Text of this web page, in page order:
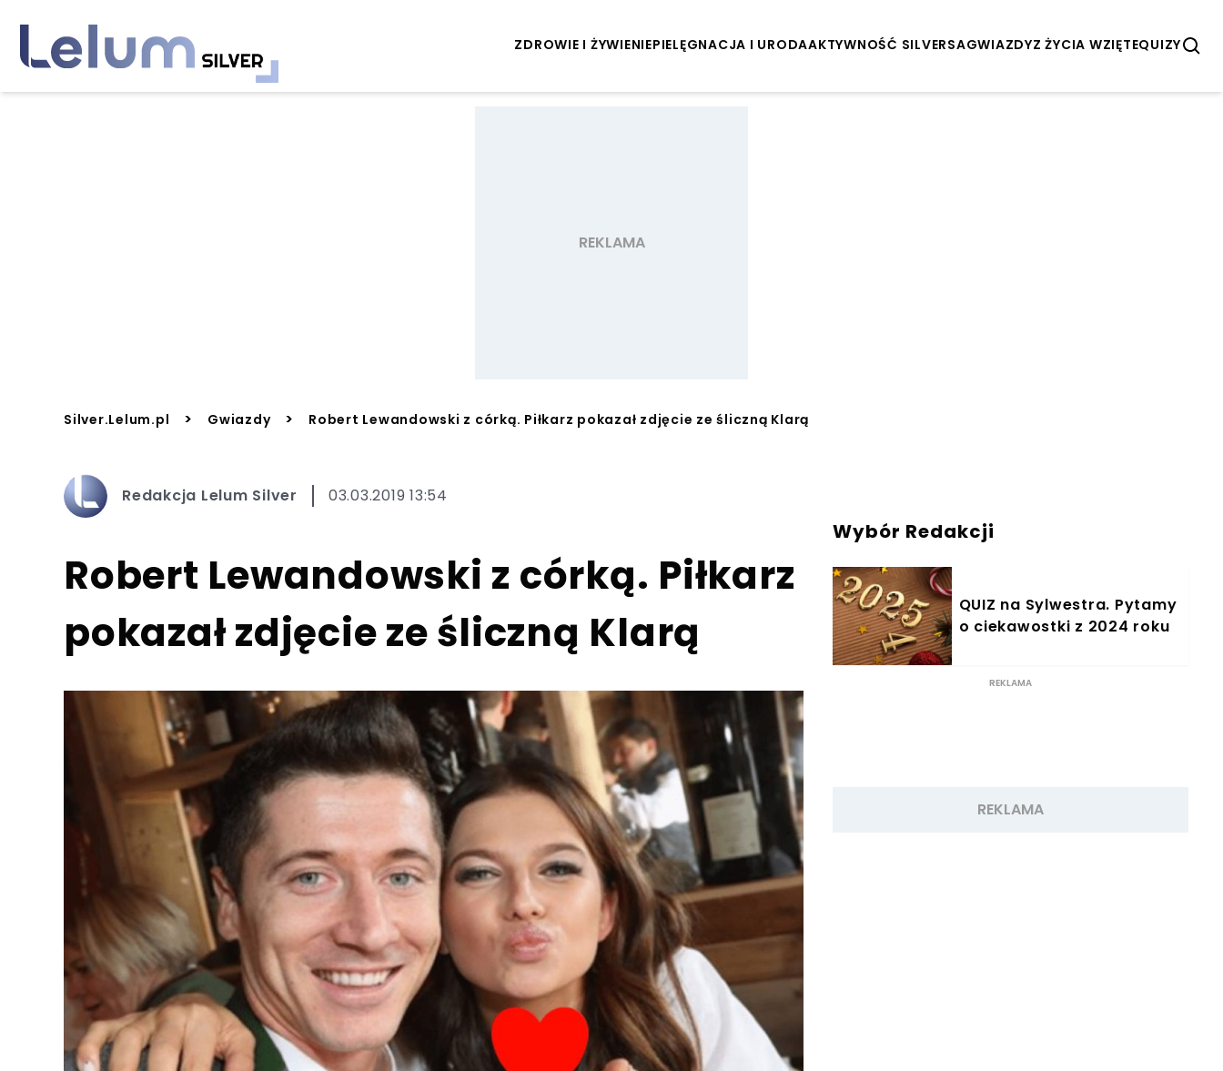
ZDROWIE I ŻYWIENIEPIELĘGNACJA I URODAAKTYWNOŚĆ SILVERSAGWIAZDYZ ŻYCIA WZIĘTEQUIZY
Silver.Lelum.pl > Gwiazdy > Robert Lewandowski z córką. Piłkarz pokazał zdjęcie ze śliczną Klarą
Redakcja Lelum Silver 03.03.2019 13:54
Robert Lewandowski z córką. Piłkarz
pokazał zdjęcie ze śliczną Klarą
Wybór Redakcji
QUIZ na Sylwestra. Pytamy
o ciekawostki z 2024 roku